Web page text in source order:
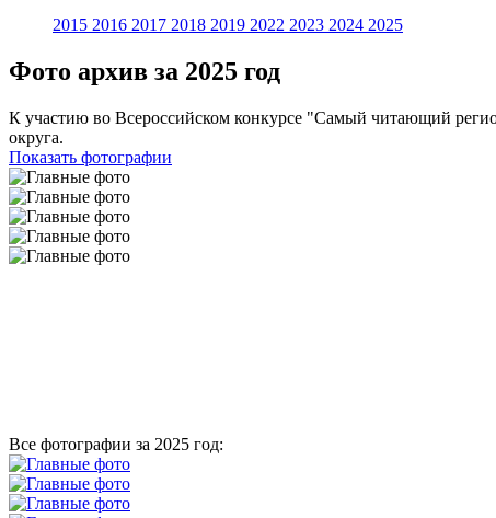
2015 2016 2017 2018 2019 2022 2023 2024 2025
Фото архив за 2025 год
К участию во Всероссийском конкурсе "Самый читающий
округа.
Показать фотографии
Все фотографии за 2025 год: